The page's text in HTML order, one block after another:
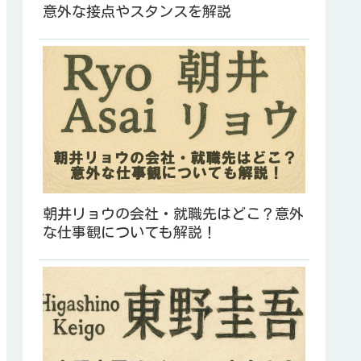
意外な接点やスタンスを解説
朝井リョウの会社・就職先はどこ？意外
な仕事観についても解説！